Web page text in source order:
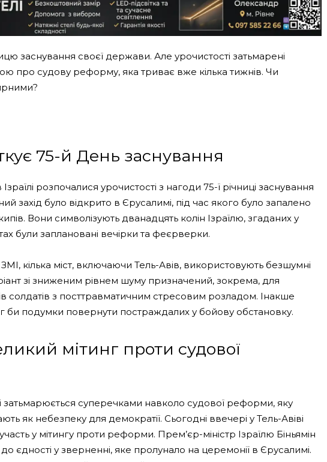
заснування своєї держави. Але урочистості затьмарені
про судову реформу, яка триває вже кілька тижнів. Чи
75-й День заснування
розпочалися урочистості з нагоди 75-ї річниці заснування
захід було відкрито в Єрусалимі, під час якого було запалено
Вони символізують дванадцять колін Ізраїлю, згаданих у
були заплановані вечірки та феєрверки.
кілька міст, включаючи Тель-Авів, використовують безшумні
зі зниженим рівнем шуму призначений, зокрема, для
солдатів з посттравматичним стресовим розладом. Інакше
би подумки повернути постраждалих у бойову обстановку.
мітинг проти судової
затьмарюється суперечками навколо судової реформи, яку
як небезпеку для демократії. Сьогодні ввечері у Тель-Авіві
у мітингу проти реформи. Прем’єр-міністр Ізраїлю Біньямін
єдності у зверненні, яке пролунало на церемонії в Єрусалимі.